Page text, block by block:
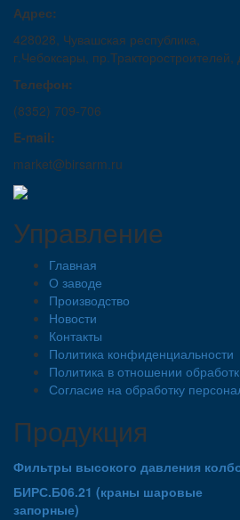
Адрес:
428028, Чувашская республика,
г.Чебоксары, пр.Тракторостроителей,
Телефон:
(8352) 709-706
E-mail:
market@birsarm.ru
Управление
Главная
О заводе
Производство
Новости
Контакты
Политика конфиденциальности
Политика в отношении
Согласие на обработку
Продукция
Фильтры высокого давления
БИРС.Б06.21 (краны шаровые
запорные)